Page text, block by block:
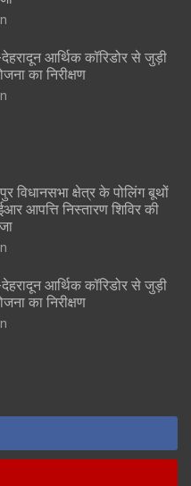
आर्थिक कॉरिडोर से जुड़ी
का निरीक्षण
विधानसभा क्षेत्र के पोलिंग बूथों
आपत्ति निस्तारण शिविर की
आर्थिक कॉरिडोर से जुड़ी
का निरीक्षण